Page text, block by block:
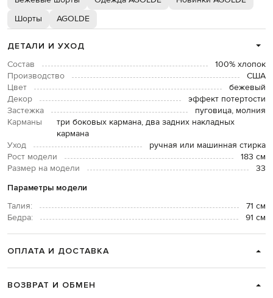
Шорты
AGOLDE
ДЕТАЛИ И УХОД
Состав
100% хлопок
Производство
США
Цвет
бежевый
Декор
эффект потертости
Застежка
пуговица, молния
Карманы
три боковых кармана, два задних накладных
кармана
Уход
ручная или машинная стирка
Рост модели
183 см
Размер на модели
33
Параметры модели
Талия:
71 см
Бедра:
91 см
ОПЛАТА И ДОСТАВКА
ВОЗВРАТ И ОБМЕН